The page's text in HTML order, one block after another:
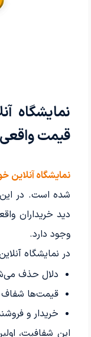
نمایشگاه
قیمت
نمایشگاه آنلاین
شده است. در
دید خریداران
وجود دارد.
در نمایشگاه
دلال حذف
قیمت‌ها
خریدار و
این شفافیت،